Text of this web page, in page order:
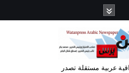
عربية مستقلة تصدر